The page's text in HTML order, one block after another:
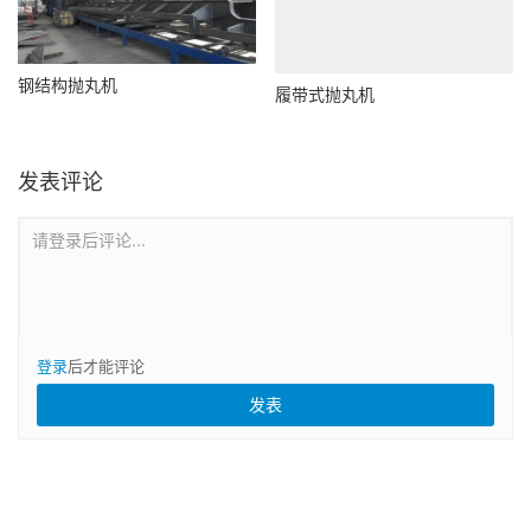
钢结构抛丸机 履带式抛丸机
发表评论
请登录后评论...
登录后才能评论